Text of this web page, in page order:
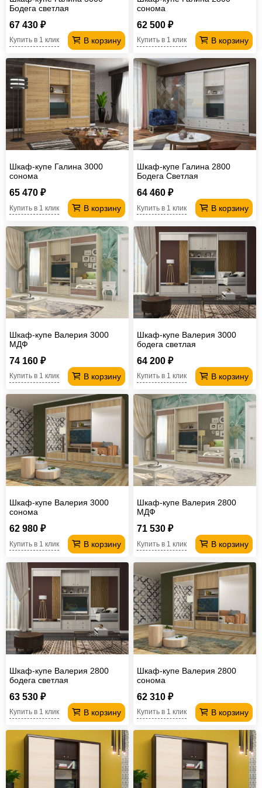
Бодега светлая
67 430 ₽
В корзину
Купить в 1 клик
сонома
62 500 ₽
В корзину
Купить в 1 клик
Шкаф-купе Галина 3000
сонома
65 470 ₽
В корзину
Купить в 1 клик
Шкаф-купе Галина 2800
Бодега Светлая
64 460 ₽
В корзину
Купить в 1 клик
Шкаф-купе Валерия 3000
МДФ
74 160 ₽
В корзину
Купить в 1 клик
Шкаф-купе Валерия 3000
бодега светлая
64 200 ₽
В корзину
Купить в 1 клик
Шкаф-купе Валерия 3000
сонома
62 980 ₽
В корзину
Купить в 1 клик
Шкаф-купе Валерия 2800
МДФ
71 530 ₽
В корзину
Купить в 1 клик
Шкаф-купе Валерия 2800
бодега светлая
63 530 ₽
В корзину
Купить в 1 клик
Шкаф-купе Валерия 2800
сонома
62 310 ₽
В корзину
Купить в 1 клик